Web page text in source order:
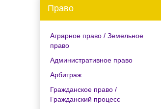
Право
Аграрное право / Земельное
право
Административное право
Арбитраж
Гражданское право /
Гражданский процесс